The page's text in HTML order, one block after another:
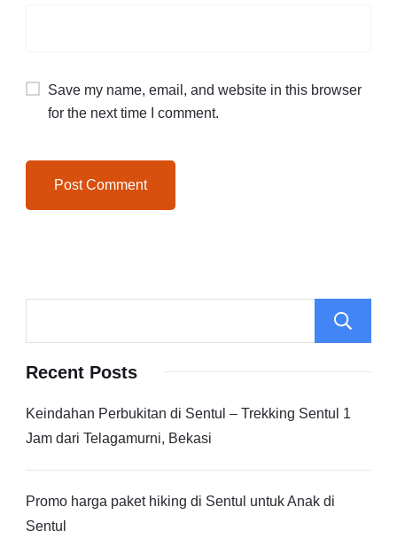
Save my name, email, and website in this browser
for the next time I comment.
Recent Posts
Keindahan Perbukitan di Sentul – Trekking Sentul 1
Jam dari Telagamurni, Bekasi
Promo harga paket hiking di Sentul untuk Anak di
Sentul